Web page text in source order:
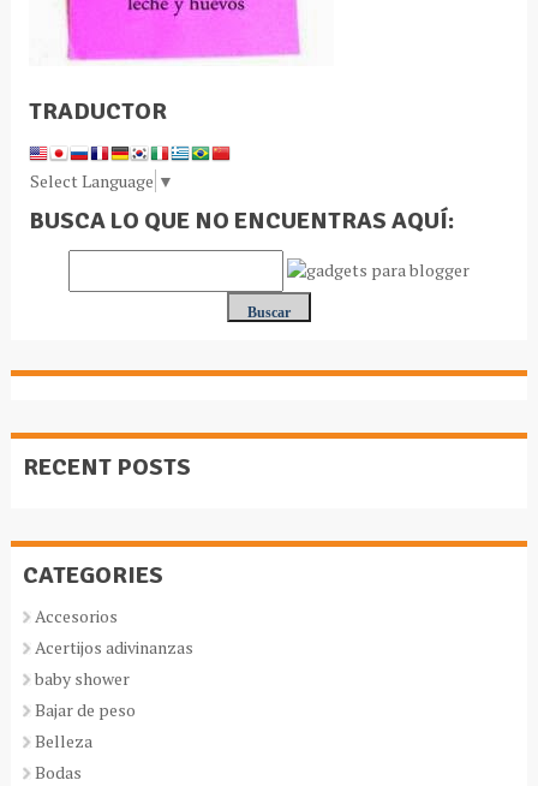
TRADUCTOR
Select Language ▼
BUSCA LO QUE NO ENCUENTRAS AQUÍ:
RECENT POSTS
CATEGORIES
Accesorios
Acertijos adivinanzas
baby shower
Bajar de peso
Belleza
Bodas